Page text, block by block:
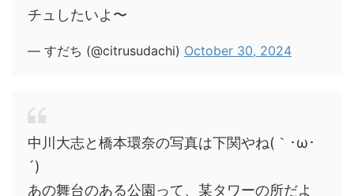
チュしたいよ〜
— すだち (@citrusudachi) October 30, 2024
中川大志と橋本環奈の写真は下関やね(｀･ω･
´)
あの舞台のある公園って、某タワーの所だよ